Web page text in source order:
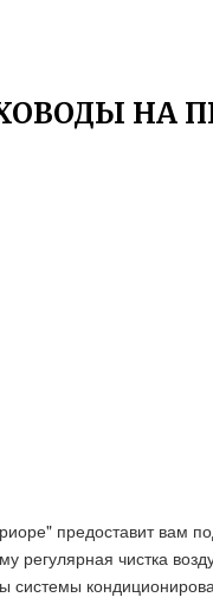
НА
предоставит вам
регулярная чистка
системы